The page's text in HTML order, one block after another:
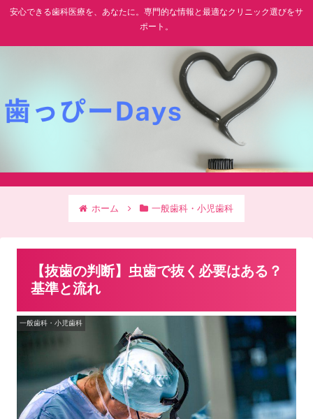
安心できる歯科医療を、あなたに。専門的な情報と最適なクリニック選びをサ
ポート。
ホーム 一般歯科・小児歯科
【抜歯の判断】虫歯で抜く必要はある？
基準と流れ
一般歯科・小児歯科